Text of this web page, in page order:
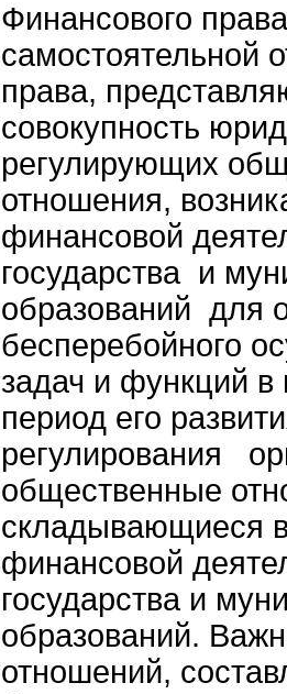
Финансового
самостоятельной
права,
совокупность
регулирующих
отношения,
финансовой
государства и
образований для
бесперебойного
задач и функций
период его
регулирования
общественные
складывающиеся
финансовой
государства и
образований.
отношений,